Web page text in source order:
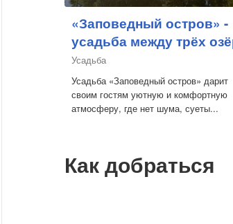
«Заповедный остров» -
усадьба между трёх
Усадьба
Усадьба «Заповедный остров» дарит
своим гостям уютную и комфортную
атмосферу, где нет шума, суеты...
Как добраться